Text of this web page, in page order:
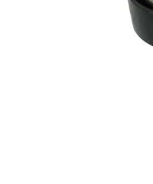
Número de
nervaduras